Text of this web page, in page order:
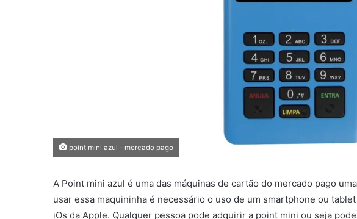
point mini azul - mercado pago
A Point mini azul é uma das máquinas de cartão do mercado pago
usar essa maquininha é necessário o uso de um smartphone ou
iOs da Apple. Qualquer pessoa pode adquirir a point mini ou seja